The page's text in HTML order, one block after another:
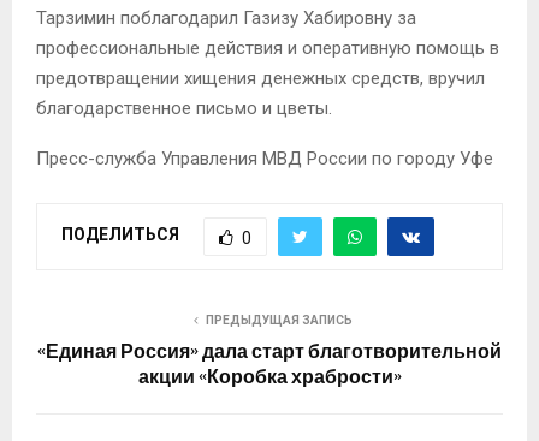
Тарзимин поблагодарил Газизу Хабировну за
профессиональные действия и оперативную помощь в
предотвращении хищения денежных средств, вручил
благодарственное письмо и цветы.
Пресс-служба Управления МВД России по городу Уфе
ПОДЕЛИТЬСЯ 0
ПРЕДЫДУЩАЯ ЗАПИСЬ
«Единая Россия» дала старт благотворительной
акции «Коробка храбрости»